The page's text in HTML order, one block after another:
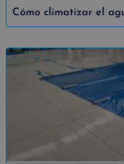
Cómo climatizar el